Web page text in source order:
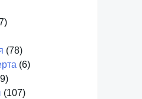
(78)
(6)
(107)